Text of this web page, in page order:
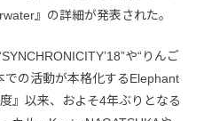
』の詳細が発表された。
や“りんご
での活動が本格化するElephant
』以来、およそ4年ぶりとなる